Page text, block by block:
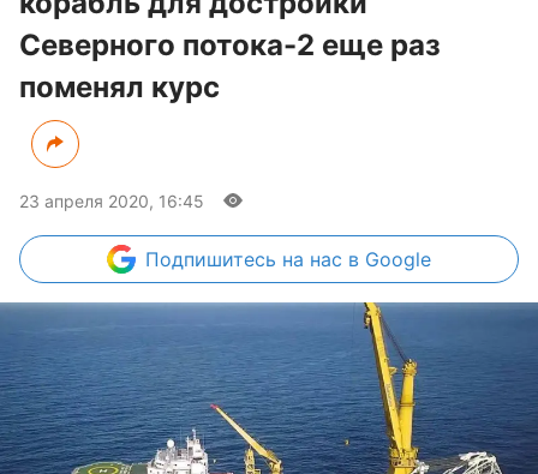
Северного потока-2 еще раз
поменял курс
23 апреля 2020, 16:45
Подпишитесь на нас в Google